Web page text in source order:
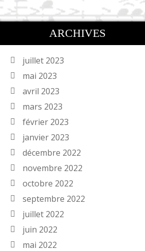
ARCHIVES
juillet 2023
mai 2023
avril 2023
mars 2023
février 2023
janvier 2023
décembre 2022
novembre 2022
octobre 2022
septembre 2022
juillet 2022
juin 2022
mai 2022